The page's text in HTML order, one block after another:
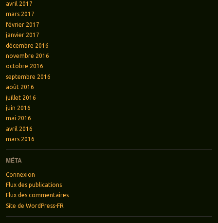
avril 2017
mars 2017
février 2017
janvier 2017
décembre 2016
novembre 2016
octobre 2016
septembre 2016
août 2016
juillet 2016
juin 2016
mai 2016
avril 2016
mars 2016
MÉTA
Connexion
Flux des publications
Flux des commentaires
Site de WordPress-FR